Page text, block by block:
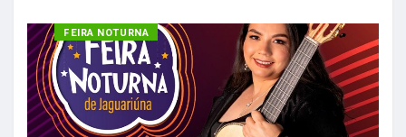
CULTURA
FEIRA NOTURNA